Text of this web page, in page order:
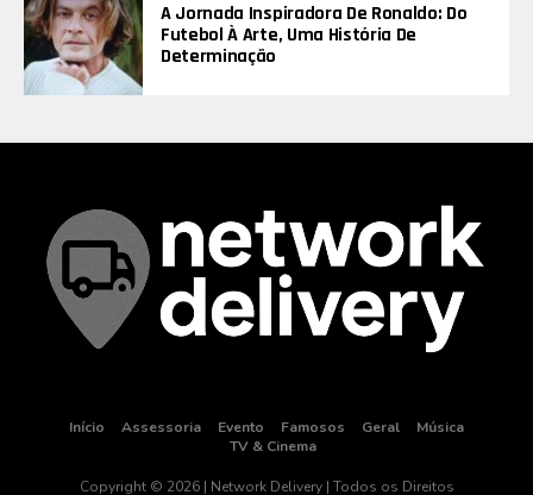
A Jornada Inspiradora De Ronaldo: Do
Futebol À Arte, Uma História De
Determinação
Início Assessoria Evento Famosos Geral
Música
TV & Cinema
Copyright © 2026 | Network Delivery | Todos os Direitos